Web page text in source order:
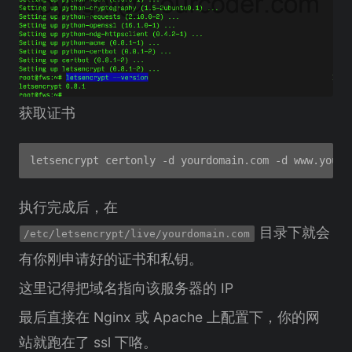
获取证书
letsencrypt certonly -d yourdomain.com -d
执行完成后，在
/etc/letsencrypt/live/yourdomain.com
目录下就会
有你刚申请好的证书和私钥。
这里记得把域名指向该服务器的 IP
最后直接在 Nginx 或 Apache 上配置下，你的网
站就跑在了 ssl 下咯。